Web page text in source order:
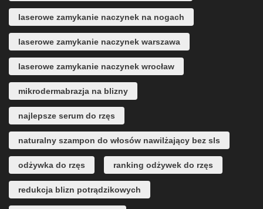
laserowe zamykanie naczynek na nogach
laserowe zamykanie naczynek warszawa
laserowe zamykanie naczynek wrocław
mikrodermabrazja na blizny
najlepsze serum do rzęs
naturalny szampon do włosów nawilżający bez sls
odżywka do rzęs ranking odżywek do rzęs
redukcja blizn potrądzikowych